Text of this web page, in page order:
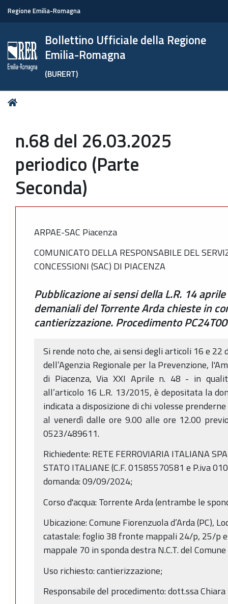
Regione Emilia-Romagna
Bollettino Ufficiale della Regione
Emilia-Romagna
(BURERT)
Tu
n.68 del 26.03.2025
periodico (Parte
Seconda)
ARPAE-SAC Piacenza
COMUNICATO DELLA RESPONSABILE DEL
CONCESSIONI (SAC) DI PIACENZA
Pubblicazione ai sensi della L.R. 14
demaniali del Torrente Arda chieste in
cantierizzazione. Procedimento
Si rende noto che, ai sensi degli articoli 16 e
dell’Agenzia Regionale per la Prevenzione,
di Piacenza, Via XXI Aprile n. 48 - in
all’articolo 16 L.R. 13/2015, è depositata la
indicata a disposizione di chi volesse
al venerdì dalle ore 9.00 alle ore 12.00
0523/489611.
Richiedente: RETE FERROVIARIA ITALIANA
STATO ITALIANE (C.F. 01585570581 e P.iva
domanda: 09/09/2024;
Corso d'acqua: Torrente Arda (entrambe le
Ubicazione: Comune Fiorenzuola d’Arda (PC),
catastale: foglio 38 fronte mappali 24/p, 25/p
mappale 70 in sponda destra N.C.T. del
Uso richiesto: cantierizzazione;
Responsabile del procedimento: dott.ssa